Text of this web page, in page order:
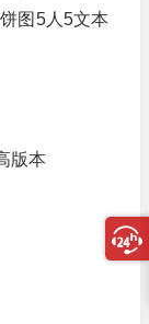
图5人5文本
版本